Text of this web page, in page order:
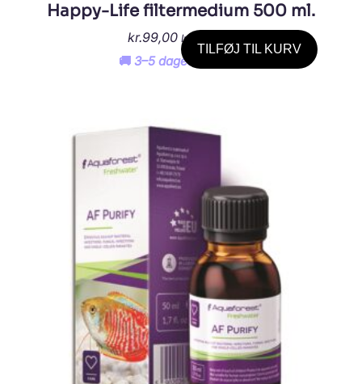
Happy-Life filtermedium 500 ml.
kr.99,00 Inkl. moms
🚚 3–5 dages levering
TILFØJ TIL KURV